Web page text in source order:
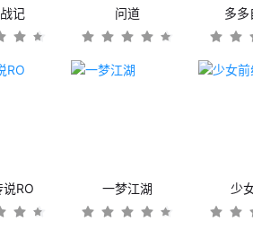
记 问道 多多
RO 一梦江湖 少